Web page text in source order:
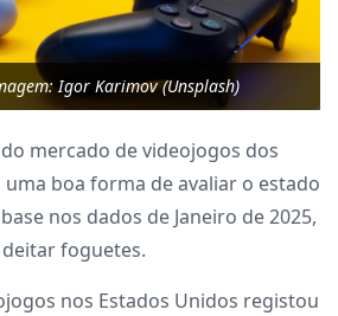
Igor Karimov (Unsplash)
mercado de videojogos dos
uma boa forma de avaliar o estado
nos dados de Janeiro de 2025,
foguetes.
nos Estados Unidos registou